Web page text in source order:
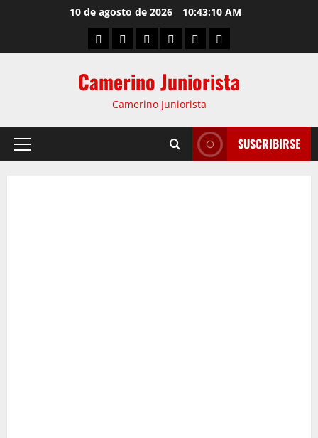
10 de agosto de 2026 10:43:11 AM
Camerino Juniorista
Camerino Juniorista
SUSCRIBIRSE